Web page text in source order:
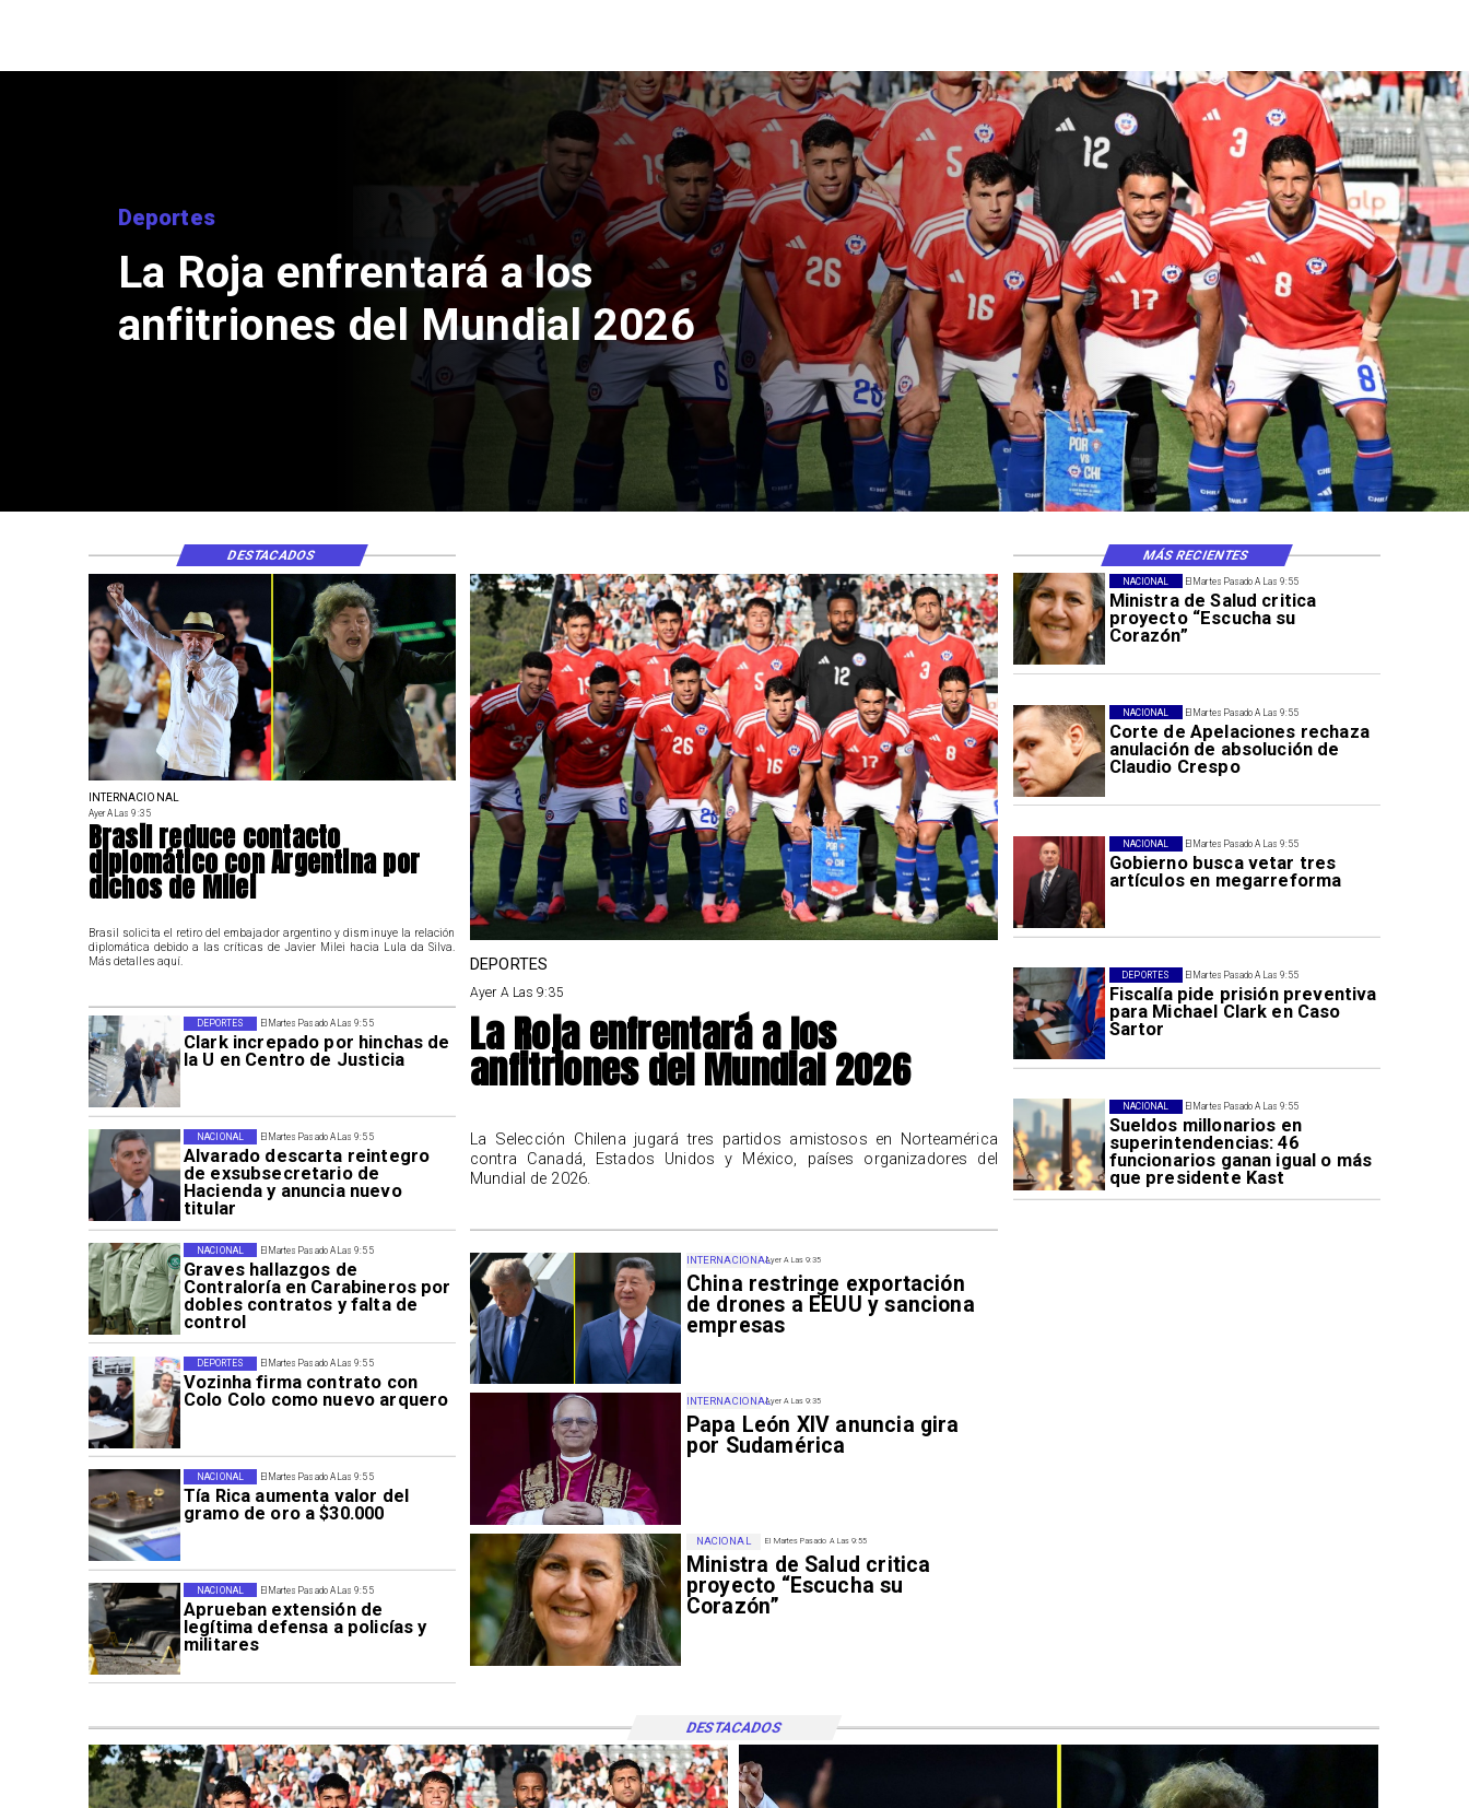
Internacional
Brasil reduce contacto
diplomático con Argentina por
dichos de Milei
El Martes Pasado A Las 9:55
Ministra de Salud critica
proyecto “Escucha su
Corazón”
NACIONAL
El Martes Pasado A Las 9:55
Corte de Apelaciones rechaza
anulación de absolución de
Claudio Crespo
NACIONAL
El Martes Pasado A Las 9:55
Gobierno busca vetar tres
artículos en megarreforma
NACIONAL
El Martes Pasado A Las 9:55
Fiscalía pide prisión preventiva
para Michael Clark en Caso
Sartor
DEPORTES
El Martes Pasado A Las 9:55
Sueldos millonarios en
superintendencias: 46
funcionarios ganan igual o más
que presidente Kast
NACIONAL
El Martes Pasado A Las 9:55
Clark increpado por hinchas de
la U en Centro de Justicia
DEPORTES
El Martes Pasado A Las 9:55
Alvarado descarta reintegro
de exsubsecretario de
Hacienda y anuncia nuevo
titular
NACIONAL
El Martes Pasado A Las 9:55
Graves hallazgos de
Contraloría en Carabineros por
dobles contratos y falta de
control
NACIONAL
El Martes Pasado A Las 9:55
Vozinha firma contrato con
Colo Colo como nuevo arquero
DEPORTES
El Martes Pasado A Las 9:55
Tía Rica aumenta valor del
gramo de oro a $30.000
NACIONAL
El Martes Pasado A Las 9:55
Aprueban extensión de
legítima defensa a policías y
militares
NACIONAL
Ayer A Las 9:35
China restringe exportación
de drones a EEUU y sanciona
empresas
INTERNACIONAL
Ayer A Las 9:35
Papa León XIV anuncia gira
por Sudamérica
INTERNACIONAL
El Martes Pasado A Las 9:55
Ministra de Salud critica
proyecto “Escucha su
Corazón”
NACIONAL
INTERNACIONAL
Ayer A Las 9:35
Brasil reduce contacto
diplomático con Argentina por
dichos de Milei
Brasil solicita el retiro del embajador argentino y disminuye la relación
diplomática debido a las críticas de Javier Milei hacia Lula da Silva.
Más detalles aquí.
DEPORTES
Ayer A Las 9:35
La Roja enfrentará a los
anfitriones del Mundial 2026
La Selección Chilena jugará tres partidos amistosos en Norteamérica
contra Canadá, Estados Unidos y México, países organizadores del
Mundial de 2026.
DESTACADOS MÁS RECIENTES
DESTACADOS